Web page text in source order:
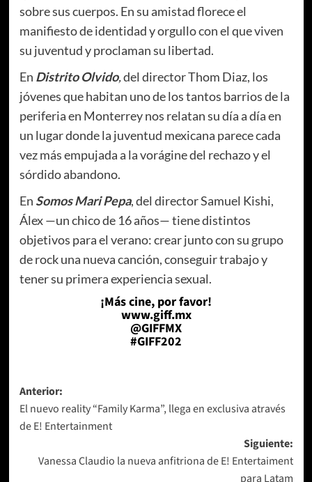
sobre sus cuerpos. En su amistad florece el
manifiesto de identidad y orgullo con el que viven
su juventud y proclaman su libertad.
En Distrito Olvido,del director Thom Diaz, los
jóvenes que habitan uno de los tantos barrios de la
periferia en Monterrey nos relatan su día a día en
un lugar donde la juventud mexicana parece cada
vez más empujada a la vorágine del rechazo y el
sórdido abandono.
En Somos Mari Pepa, del director Samuel Kishi,
Álex —un chico de 16 años— tiene distintos
objetivos para el verano: crear junto con su grupo
de rock una nueva canción, conseguir trabajo y
tener su primera experiencia sexual.
¡Más cine, por favor!
www.giff.mx
@GIFFMX
#GIFF202
Navegación
de
entradas
Anterior:
El nuevo reality “Family Karma”, llega en exclusiva através
de E! Entertainment
Siguiente:
Vanessa Claudio la nueva anfitriona de E! Entertaiment
para Latam